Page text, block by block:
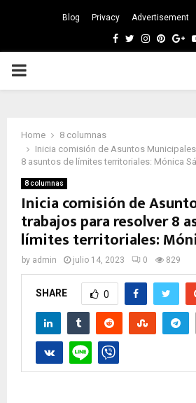
Blog Privacy Advertisement
Facebook
TwitterInstagram
PRIMARY
Home
8 columnas
Inicia comisión de Asuntos
8 asuntos de límites territoriales: Mónica
8 columnas
Inicia comisión de
trabajos para resolver 8
límites territoriales:
by admin julio 14, 2023 0 829
SHARE 0